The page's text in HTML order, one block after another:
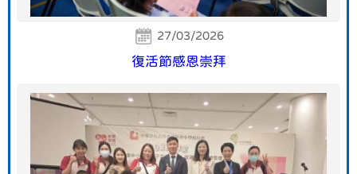
27/03/2026
復活節感恩崇拜